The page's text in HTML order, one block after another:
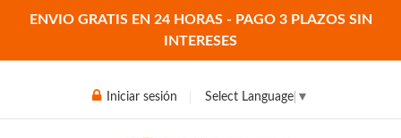
ENVIO GRATIS EN 24 HORAS - PAGO 3 PLAZOS SIN
INTERESES
Iniciar sesión Select Language ▼